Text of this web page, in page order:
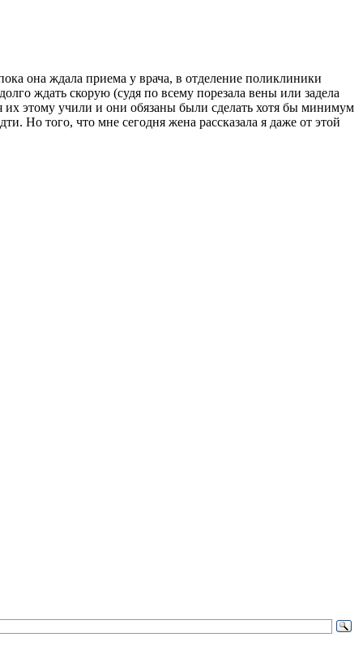
она ждала приема у врача, в отделение поликлиники
ждать скорую (судя по всему порезала вены или задела
их этому учили и они обязаны были сделать хотя бы минимум
Но того, что мне сегодня жена рассказала я даже от этой